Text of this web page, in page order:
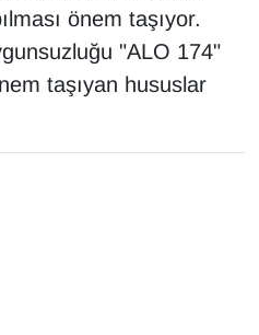
önem taşıyor.
"ALO 174"
taşıyan hususlar